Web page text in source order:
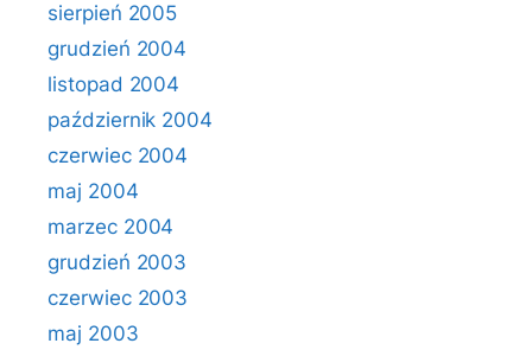
sierpień 2005
grudzień 2004
listopad 2004
październik 2004
czerwiec 2004
maj 2004
marzec 2004
grudzień 2003
czerwiec 2003
maj 2003